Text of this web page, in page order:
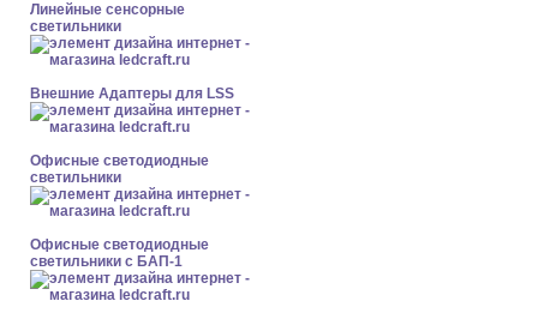
Линейные сенсорные
светильники
Внешние Адаптеры для LSS
Офисные светодиодные
светильники
Офисные светодиодные
светильники с БАП-1